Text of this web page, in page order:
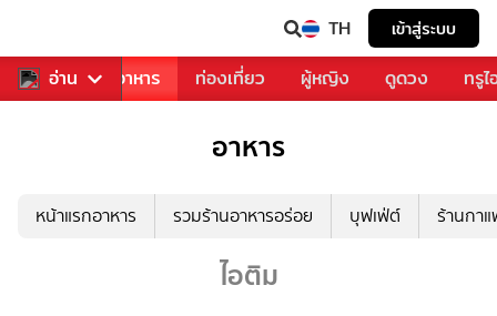
TH เข้าสู่ระบบ
อ่าน
การเพลง อาหาร ท่องเที่ยว ผู้หญิง ดูดวง ทรู
อาหาร
หน้าแรกอาหาร รวมร้านอาหารอร่อย บุฟเฟ่ต์ ร้านกา
ไอติม